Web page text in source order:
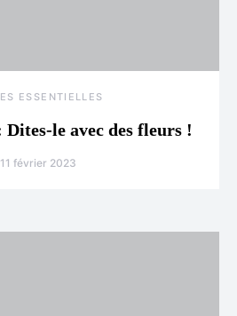
ESSENTIELLES
le avec des fleurs !
11 février 2023